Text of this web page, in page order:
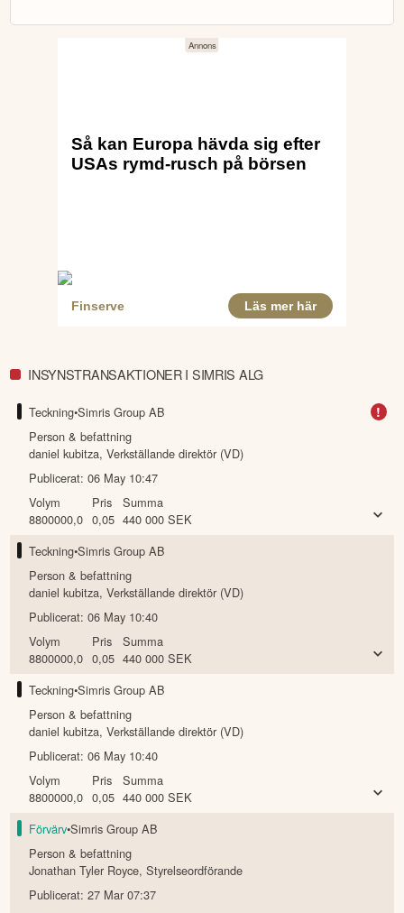
INSYNSTRANSAKTIONER I SIMRIS ALG
Teckning•Simris Group AB !
Person & befattning
daniel kubitza,Verkställande direktör (VD)
Publicerat:06 May 10:47
Volym
8800000,0
Pris
0,05
Summa
440 000 SEK
Teckning•Simris Group AB
Person & befattning
daniel kubitza,Verkställande direktör (VD)
Publicerat:06 May 10:40
Volym
8800000,0
Pris
0,05
Summa
440 000 SEK
Teckning•Simris Group AB
Person & befattning
daniel kubitza,Verkställande direktör (VD)
Publicerat:06 May 10:40
Volym
8800000,0
Pris
0,05
Summa
440 000 SEK
Förvärv•Simris Group AB
Person & befattning
Jonathan Tyler Royce,Styrelseordförande
Publicerat:27 Mar 07:37